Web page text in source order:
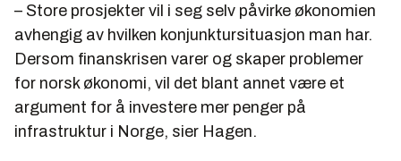
– Store prosjekter vil i seg selv påvirke økonomien
avhengig av hvilken konjunktursituasjon man har.
Dersom finanskrisen varer og skaper problemer
for norsk økonomi, vil det blant annet være et
argument for å investere mer penger på
infrastruktur i Norge, sier Hagen.